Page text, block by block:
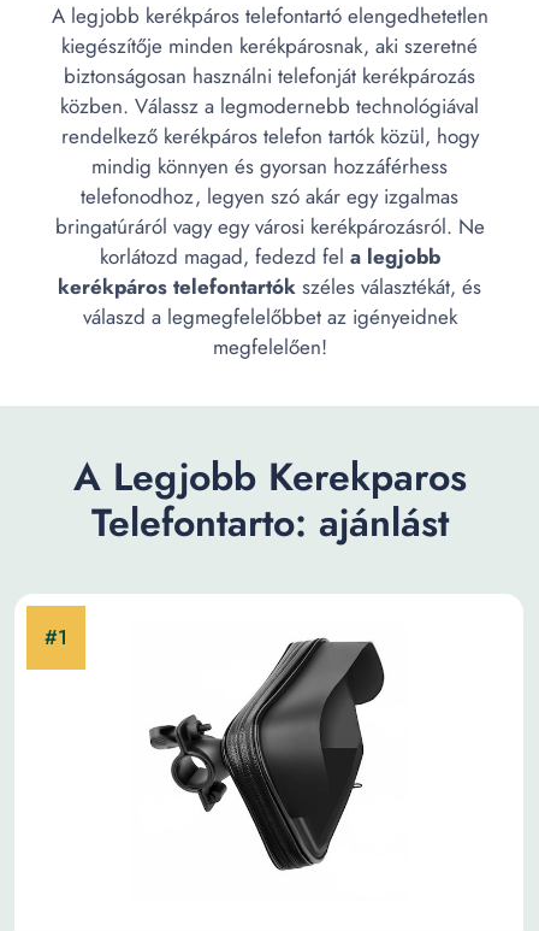
A legjobb kerékpáros telefontartó elengedhetetlen
kiegészítője minden kerékpárosnak, aki szeretné
biztonságosan használni telefonját kerékpározás
közben. Válassz a legmodernebb technológiával
rendelkező kerékpáros telefon tartók közül, hogy
mindig könnyen és gyorsan hozzáférhess
telefonodhoz, legyen szó akár egy izgalmas
bringatúráról vagy egy városi kerékpározásról. Ne
korlátozd magad, fedezd fel a legjobb
kerékpáros telefontartók széles választékát, és
válaszd a legmegfelelőbbet az igényeidnek
megfelelően!
A Legjobb Kerekparos
Telefontarto: ajánlást